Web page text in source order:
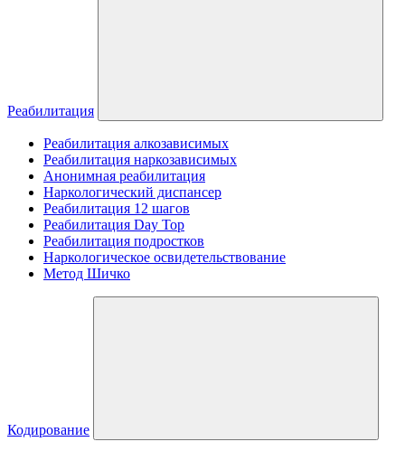
Реабилитация
Реабилитация алкозависимых
Реабилитация наркозависимых
Анонимная реабилитация
Наркологический диспансер
Реабилитация 12 шагов
Реабилитация Day Top
Реабилитация подростков
Наркологическое освидетельствование
Метод Шичко
Кодирование